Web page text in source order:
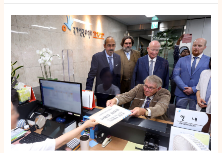
Waarom
zit
Lee
Man-
hee
op
hoge
leeftijd
nog
vast?
Internationale
delegatie
voert